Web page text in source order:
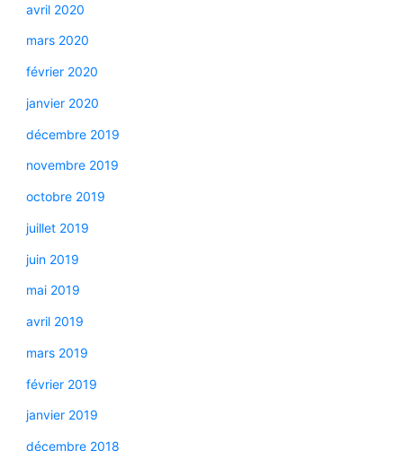
avril 2020
mars 2020
février 2020
janvier 2020
décembre 2019
novembre 2019
octobre 2019
juillet 2019
juin 2019
mai 2019
avril 2019
mars 2019
février 2019
janvier 2019
décembre 2018